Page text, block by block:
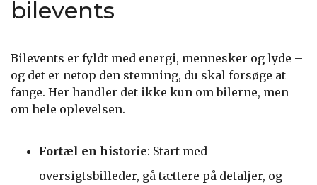
bilevents
Bilevents er fyldt med energi, mennesker og lyde –
og det er netop den stemning, du skal forsøge at
fange. Her handler det ikke kun om bilerne, men
om hele oplevelsen.
Fortæl en historie: Start med
oversigtsbilleder, gå tættere på detaljer, og